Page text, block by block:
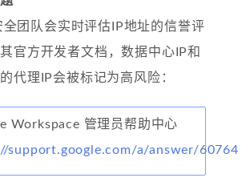
团队会实时评估IP地址的信誉评
官方开发者文档，数据中心IP和
代理IP会被标记为高风险：
Workspace 管理员帮助中心
support.google.com/a/answer/60764